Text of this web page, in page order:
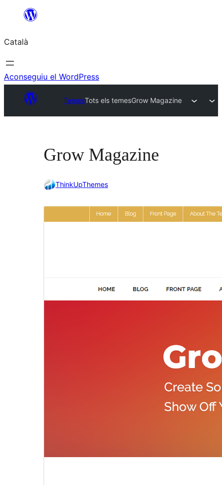
contingut
Català
Aconseguiu el WordPress
TemesTots els temesGrow Magazine
Grow Magazine
ThinkUpThemes